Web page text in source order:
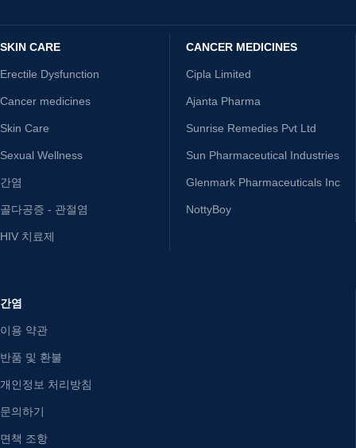
SKIN CARE
Erectile Dysfunction
Cancer medicines
Skin Care
Sexual Wellness
간염
골다공증 - 관절염
HIV 치료제
CANCER MEDICINES
Cipla Limited
Ajanta Pharma
Sunrise Remedies Pvt Ltd
Sun Pharmaceutical Industries
Glenmark Pharmaceuticals Inc
NottyBoy
간염
이용 약관
반품 및 환불
개인정보 처리방침
문의하기
면책 조항